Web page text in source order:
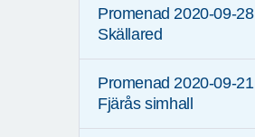
Promenad 2020-09-28
Skällared
Promenad 2020-09-21
Fjärås simhall